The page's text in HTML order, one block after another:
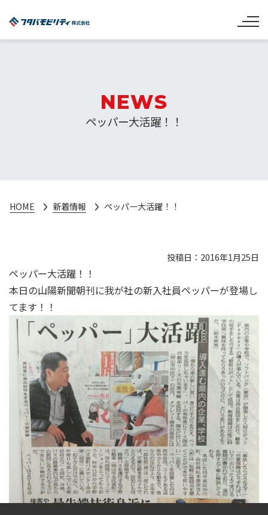
NEWS
ペッパー大活躍！！
HOME 新着情報 ペッパー大活躍！！
投稿日：2016年1月25日
ペッパー大活躍！！
本日の山陽新聞朝刊に我が社の新入社員ペッパーが登場し
てます！！